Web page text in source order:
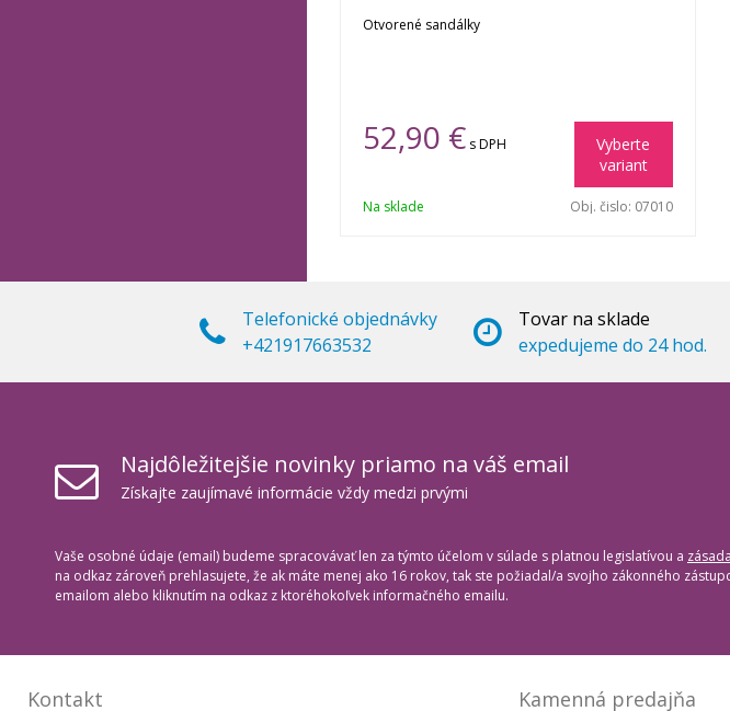
Otvorené sandálky
52,90 € s DPH
Vyberte
variant
Na sklade Obj. čislo: 07010
Telefonické objednávky
+421917663532
Tovar na sklade
expedujeme do 24 hod.
Najdôležitejšie novinky priamo na váš email
Získajte zaujímavé informácie vždy medzi prvými
Vaše osobné údaje (email) budeme spracovávať len za týmto účelom v súlade s platnou legislatívou a
na odkaz zároveň prehlasujete, že ak máte menej ako 16 rokov, tak ste požiadal/a svojho zákonného
emailom alebo kliknutím na odkaz z ktoréhokoľvek informačného emailu.
Kontakt Kamenná predajňa